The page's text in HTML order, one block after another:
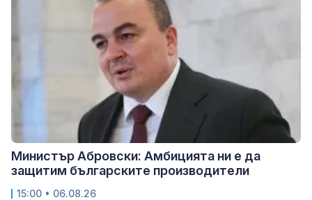
Министър Абровски: Амбицията ни е да
защитим българските производители
15:00 • 06.08.26